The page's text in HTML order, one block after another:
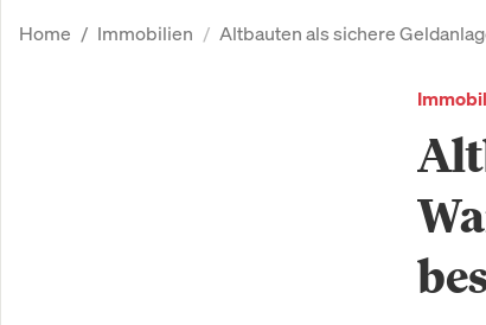
Home Immobilien Altbauten als sichere